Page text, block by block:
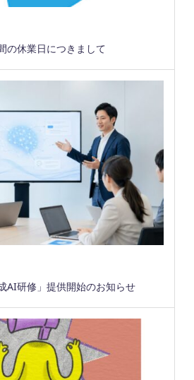
の休業日につきまして
AI研修」提供開始のお知らせ